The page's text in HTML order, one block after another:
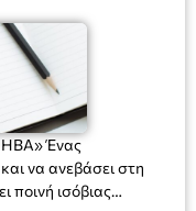
Ένας
να ανεβάσει στη
ποινή ισόβιας